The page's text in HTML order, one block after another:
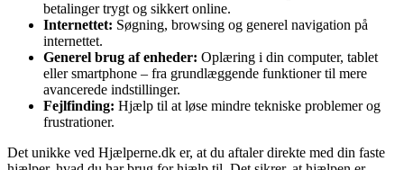
betalinger trygt og sikkert online.
Internettet: Søgning, browsing og generel navigation på
internettet.
Generel brug af enheder: Oplæring i din computer, tablet
eller smartphone – fra grundlæggende funktioner til mere
avancerede indstillinger.
Fejlfinding: Hjælp til at løse mindre tekniske problemer og
frustrationer.
Det unikke ved Hjælperne.dk er, at du aftaler direkte med din faste